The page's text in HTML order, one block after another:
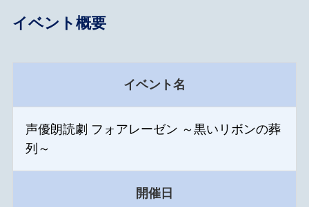
イベント概要
イベント名
声優朗読劇 フォアレーゼン ～黒いリボンの葬
列～
開催日